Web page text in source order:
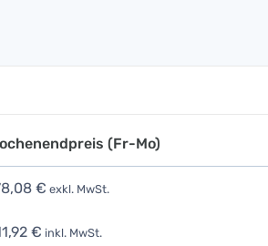
(Fr-Mo)
€ exkl. MwSt.
€ inkl. MwSt.